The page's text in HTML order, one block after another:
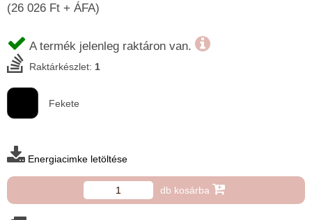
(26 026 Ft + ÁFA)
A termék jelenleg raktáron van.
Raktárkészlet: 1
Fekete
Energiacimke letöltése
db kosárba